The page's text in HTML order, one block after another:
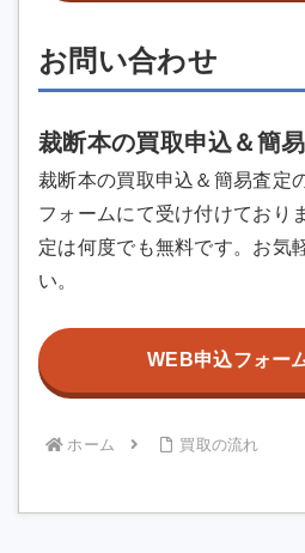
お問い合わせ
裁断本の買取申込＆簡
裁断本の買取申込＆簡易査定
フォームにて受け付けており
定は何度でも無料です。お気
い。
WEB申込フォー
ホーム 買取の流れ